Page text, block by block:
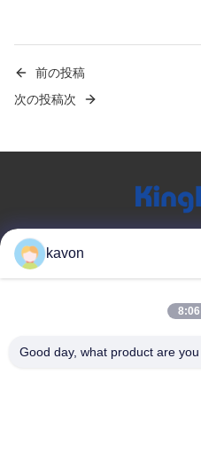
前の投稿
次の投稿次
製品カ
kavon
8:06
Good day, what product are